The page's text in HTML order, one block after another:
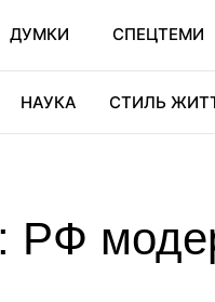
ДУМКИ СПЕЦТЕМИ
НАУКА СТИЛЬ
РФ